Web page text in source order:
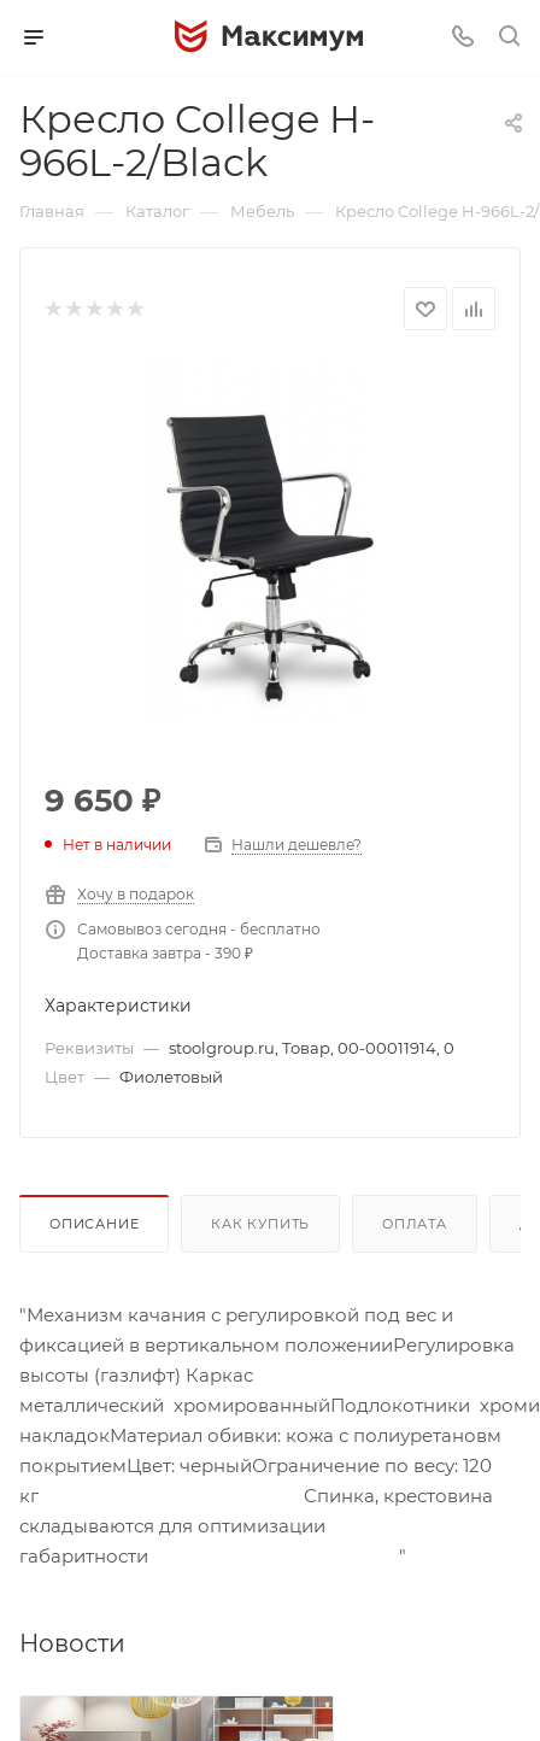
Кресло College H-
966L-2/Black
Главная — Каталог — Мебель — Кресло College H-966L-
9 650 ₽
Нет в наличии Нашли дешевле?
Хочу в подарок
Самовывоз сегодня - бесплатно
Доставка завтра - 390 ₽
Характеристики
Реквизиты — stoolgroup.ru, Товар, 00-00011914, 0
Цвет — Фиолетовый
ОПИСАНИЕ КАК КУПИТЬ ОПЛАТА
"Механизм качания с регулировкой под вес и
фиксацией в вертикальном положенииРегулировка
высоты (газлифт) Каркас
металлический хромированныйПодлокотники
накладокМатериал обивки: кожа с полиуретановм
покрытиемЦвет: черныйОграничение по весу: 120
кг Спинка, крестовина
складываются для оптимизации
габаритности "
Новости